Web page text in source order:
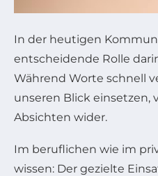
In der heutigen
entscheidende Rolle
Während Worte schnell
unseren Blick einsetzen,
Absichten wider.
Im beruflichen wie im
wissen: Der gezielte